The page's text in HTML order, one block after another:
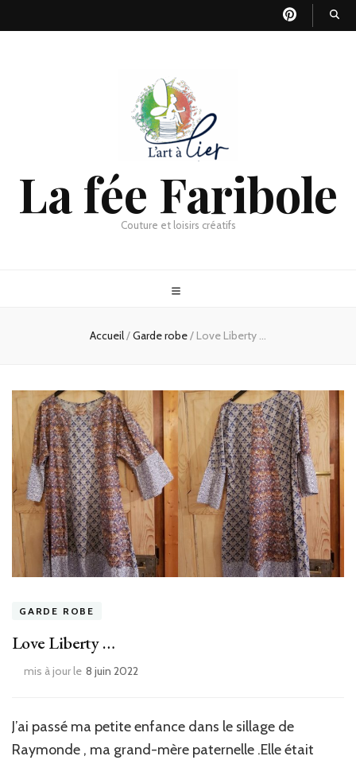
La fée Faribole
Couture et loisirs créatifs
Accueil/Garde robe/ Love Liberty …
GARDE ROBE
Love Liberty …
mis à jour le 8 juin 2022
J’ai passé ma petite enfance dans le sillage de
Raymonde , ma grand-mère paternelle .Elle était